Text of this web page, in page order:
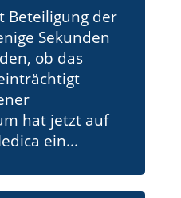
Beteiligung der
Sekunden
ob das
hat jetzt auf
ein...